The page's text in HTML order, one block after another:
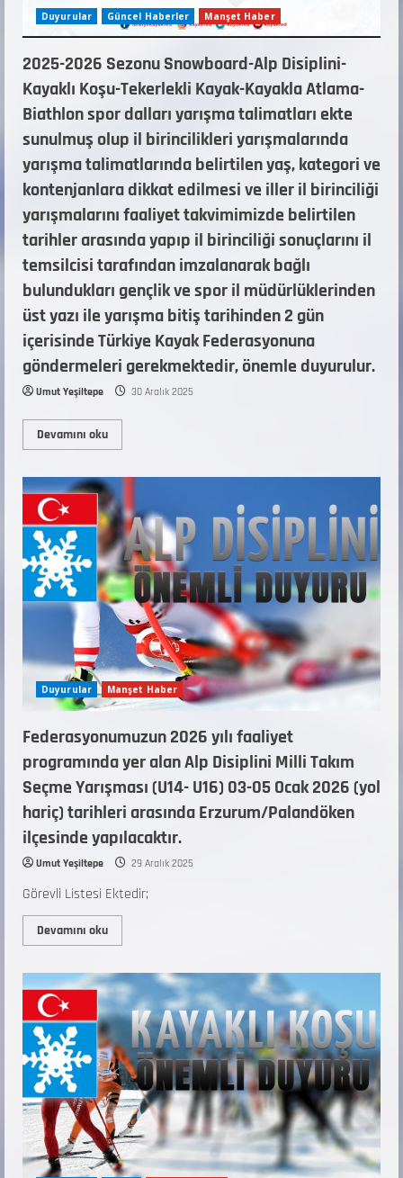
Duyurular Güncel Haberler Manşet Haber
2025-2026 Sezonu Snowboard-Alp Disiplini-
Kayaklı Koşu-Tekerlekli Kayak-Kayakla Atlama-
Biathlon spor dalları yarışma talimatları ekte
sunulmuş olup il birincilikleri yarışmalarında
yarışma talimatlarında belirtilen yaş, kategori ve
kontenjanlara dikkat edilmesi ve iller il birinciliği
yarışmalarını faaliyet takvimimizde belirtilen
tarihler arasında yapıp il birinciliği sonuçlarını il
temsilcisi tarafından imzalanarak bağlı
bulundukları gençlik ve spor il müdürlüklerinden
üst yazı ile yarışma bitiş tarihinden 2 gün
içerisinde Türkiye Kayak Federasyonuna
göndermeleri gerekmektedir, önemle duyurulur.
Umut Yeşiltepe 30 Aralık 2025
Devamını oku
Duyurular Manşet Haber
Federasyonumuzun 2026 yılı faaliyet
programında yer alan Alp Disiplini Milli Takım
Seçme Yarışması (U14- U16) 03-05 Ocak 2026 (yol
hariç) tarihleri arasında Erzurum/Palandöken
ilçesinde yapılacaktır.
Umut Yeşiltepe 29 Aralık 2025
Görevli Listesi Ektedir;
Devamını oku